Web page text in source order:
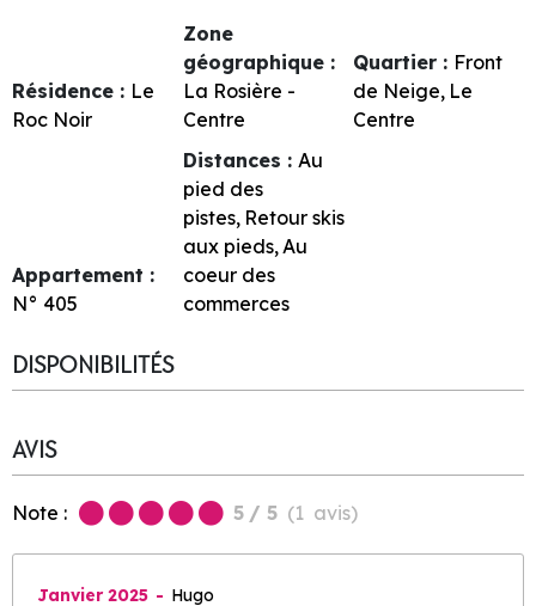
Résidence : Le
Roc Noir
Zone
géographique :
La Rosière -
Centre
Quartier : Front
de Neige Le
Centre
Appartement :
N° 405
Distances : Au
pied des
pistes Retour skis
aux pieds Au
coeur des
commerces
DISPONIBILITÉS
AVIS
Note : 5 / 5 (1 avis)
Janvier 2025
Hugo